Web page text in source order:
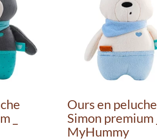
_
Ours en peluche
Simon premium _
MyHummy